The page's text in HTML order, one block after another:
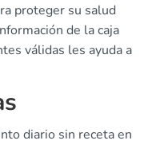
proteger su salud
de la caja
válidas les ayuda a
diario sin receta en